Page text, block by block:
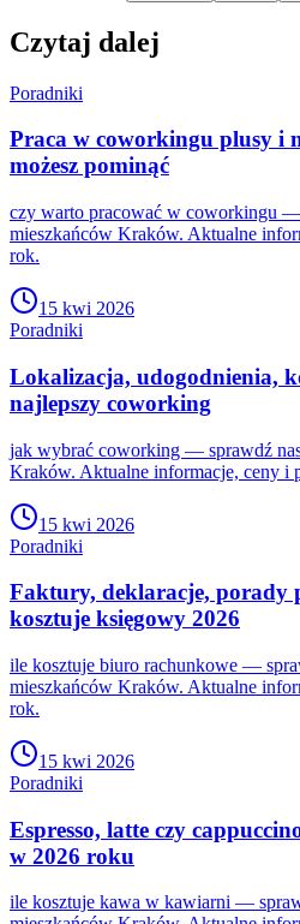
Czytaj dalej
Poradniki
Praca w coworkingu plusy i
możesz pominąć
czy warto pracować w coworkingu
mieszkańców Kraków. Aktualne
rok.
15 kwi 2026
Poradniki
Lokalizacja, udogodnienia,
najlepszy coworking
jak wybrać coworking — sprawdź
Kraków. Aktualne informacje, ceny i
15 kwi 2026
Poradniki
Faktury, deklaracje, porady
kosztuje księgowy 2026
ile kosztuje biuro rachunkowe —
mieszkańców Kraków. Aktualne
rok.
15 kwi 2026
Poradniki
Espresso, latte czy
w 2026 roku
ile kosztuje kawa w kawiarni —